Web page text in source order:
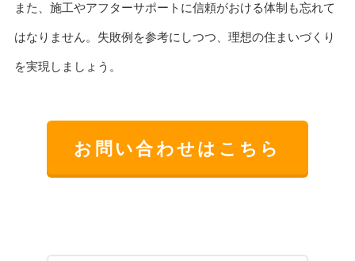
また、施工やアフターサポートに信頼がおける体制も忘れて
はなりません。失敗例を参考にしつつ、理想の住まいづくり
を実現しましょう。
お問い合わせはこちら